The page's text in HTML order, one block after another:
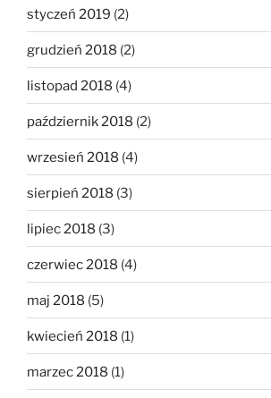
styczeń 2019 (2)
grudzień 2018 (2)
listopad 2018 (4)
październik 2018 (2)
wrzesień 2018 (4)
sierpień 2018 (3)
lipiec 2018 (3)
czerwiec 2018 (4)
maj 2018 (5)
kwiecień 2018 (1)
marzec 2018 (1)